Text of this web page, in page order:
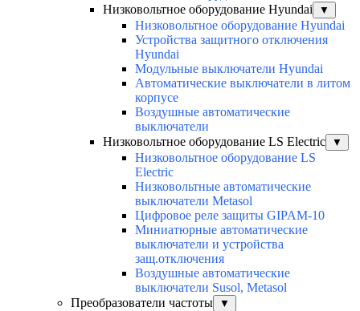
Низковольтное оборудование Hyundai
▼
Низковольтное оборудование Hyundai
Устройства защитного отключения
Hyundai
Модульные выключатели Hyundai
Автоматические выключатели в литом
корпусе
Воздушные автоматические
выключатели
Низковольтное оборудование LS Electric
▼
Низковольтное оборудование LS
Electric
Низковольтные автоматические
выключатели Metasol
Цифровое реле защиты GIPAM-10
Миниатюрные автоматические
выключатели и устройства
защ.отключения
Воздушные автоматические
выключатели Susol, Metasol
Преобразователи частоты
▼